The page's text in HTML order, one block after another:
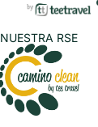
NUESTRA RSE